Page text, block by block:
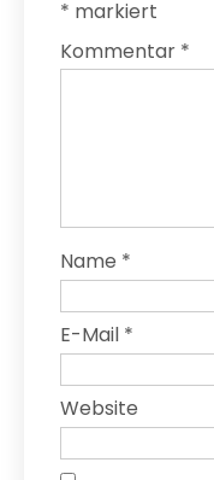
* markiert
Kommentar *
Name *
E-Mail *
Website